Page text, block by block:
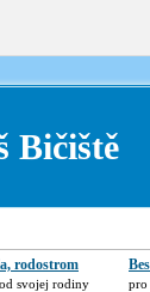
rodostrom
svojej rodiny
pro